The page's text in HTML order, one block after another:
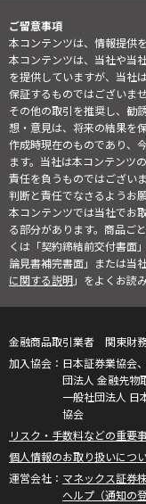
ご留意事項
本コンテンツは、情報提供
本コンテンツは、当社や当
を提供していますが、当社
保証するものではございま
その他の取引を推奨し、勧
想・意見は、将来の結果を
作成時現在のものであり、
ます。当社は本コンテンツ
責任を負うものではござい
判断と責任でなさるようお
本コンテンツでは当社でお
る部分があります。商品ご
くは「契約締結前交付書面
論見書補完書面」または当
に関する説明」をよくお読
金融商品取引業者 関東財
日本証券業協会
団法人 金融先物
一般社団法人 日
協会
リスク・手数料などの重要
個人情報のお取り扱いにつ
マネックス証券
ヘルプ（通知の